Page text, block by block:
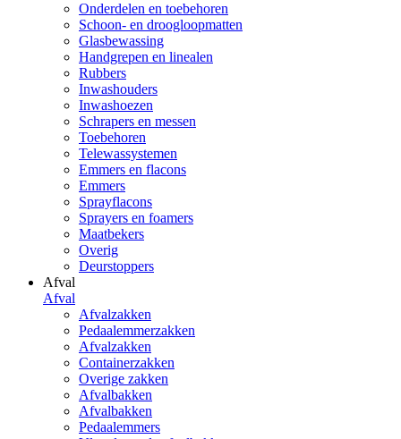
Onderdelen en toebehoren
Schoon- en droogloopmatten
Glasbewassing
Handgrepen en linealen
Rubbers
Inwashouders
Inwashoezen
Schrapers en messen
Toebehoren
Telewassystemen
Emmers en flacons
Emmers
Sprayflacons
Sprayers en foamers
Maatbekers
Overig
Deurstoppers
Afval
Afval
Afvalzakken
Pedaalemmerzakken
Afvalzakken
Containerzakken
Overige zakken
Afvalbakken
Afvalbakken
Pedaalemmers